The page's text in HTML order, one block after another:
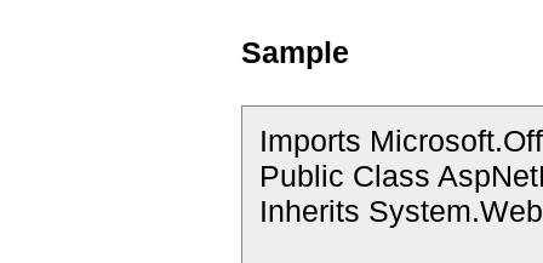
Sample
Imports
Public Class
Inherits